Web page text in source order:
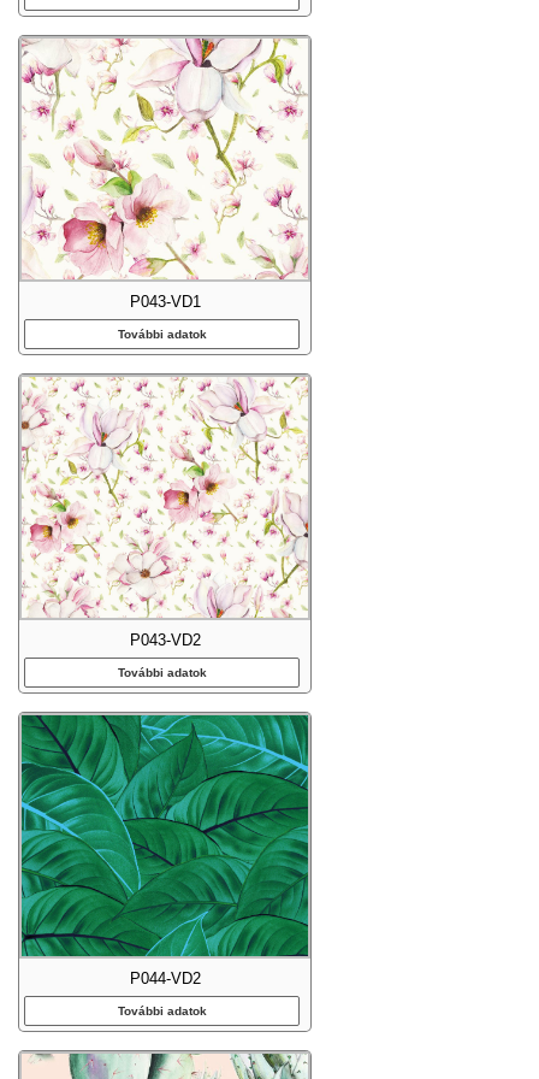
P043-VD1
További adatok
P043-VD2
További adatok
P044-VD2
További adatok